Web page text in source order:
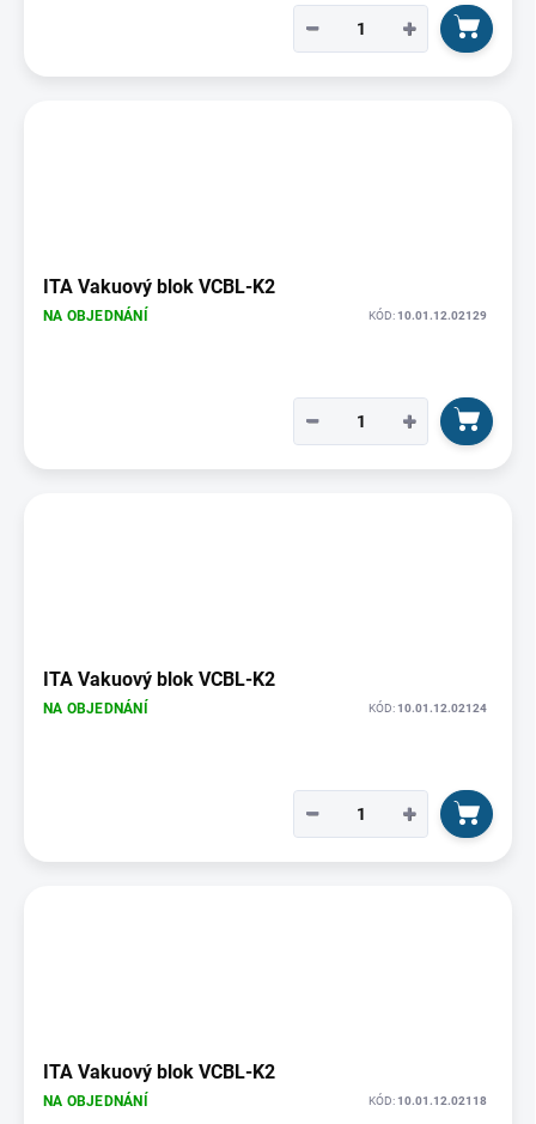
+
−
ITA Vakuový blok VCBL-K2
NA OBJEDNÁNÍ KÓD:10.01.12.02129
+
−
ITA Vakuový blok VCBL-K2
NA OBJEDNÁNÍ KÓD:10.01.12.02124
+
−
ITA Vakuový blok VCBL-K2
NA OBJEDNÁNÍ KÓD:10.01.12.02118